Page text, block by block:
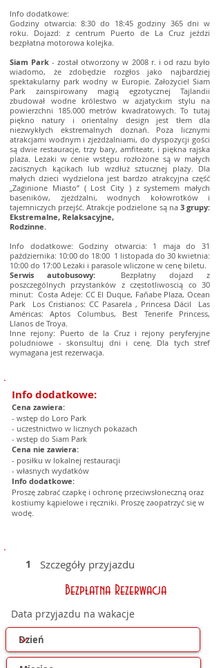
Info dodatkowe:
Godziny otwarcia: 8:30 do 18:45 godziny 365 dni w
roku. Dojazd: z centrum Puerto de La Cruz jeździ
bezpłatna motorowa kolejka.
Siam Park- został otworzony w 2008 r. i od razu było
wiadomo, że zdobędzie rozgłos jako najbardziej
spektakularny park wodny w Europie. Założyciel Siam
Park zainspirowany magią egzotycznej Tajlandii
zbudował wodne królestwo w azjatyckim stylu na
powierzchni 185.000 metrów kwadratowych. To tutaj
piękno natury i orientalny design jest tłem dla
niezwykłych ekstremalnych doznań. Poza licznymi
atrakcjami wodnym i zjeżdżalniami, do dyspozycji gości
są dwie restauracje, trzy bary, amfiteatr, i piękna rajska
plaża. Leżaki w cenie wstępu rozłożone są w małych
zacisznych kącikach lub wzdłuż sztucznej plaży. Dla
małych dzieci wydzielona jest bardzo atrakcyjna część
„Zaginione Miasto” ( Lost City ) z systemem małych
baseników, zjeżdżalni, wodnych kołowrotków i
tajemniczych przejść. Atrakcje podzielone są na 3 grupy:
Ekstremalne, Relaksacyjne,
Rodzinne.
Info dodatkowe: Godziny otwarcia: 1 maja do 31
października: 10:00 do 18:00 1 listopada do 30 kwietnia:
10:00 do 17:00 Leżaki i parasole wliczone w cenę biletu.
Serwis autobusowy:Bezpłatny dojazd z
poszczególnych przystanków z częstotliwoscią co 30
minut: Costa Adeje: CC El Duque, Fañabe Plaza, Ocean
Park Los Cristianos: CC Pasarela , Princesa Dácil Las
Américas: Aptos Columbus, Best Tenerife Princess,
Llanos de Troya.
Inne rejony: Puerto de la Cruz i rejony peryferyjne
poludniowe - skonsultuj dni i cenę. Dla tych stref
wymagana jest rezerwacja.
Info dodatkowe:
Cena zawiera:
- wstęp do Loro Park
- uczestnictwo w licznych pokazach
- wstęp do Siam Park
Cena nie zawiera:
- posiłku w lokalnej restauracji
- własnych wydatków
Info dodatkowe:
Proszę zabrać czapkę i ochronę przeciwsłoneczną oraz
kostiumy kąpielowe i ręczniki. Proszę zaopatrzyć się w
wodę.
1 Szczegóły przyjazdu
Bezpłatna Rezerwacja
Data przyjazdu na wakacje